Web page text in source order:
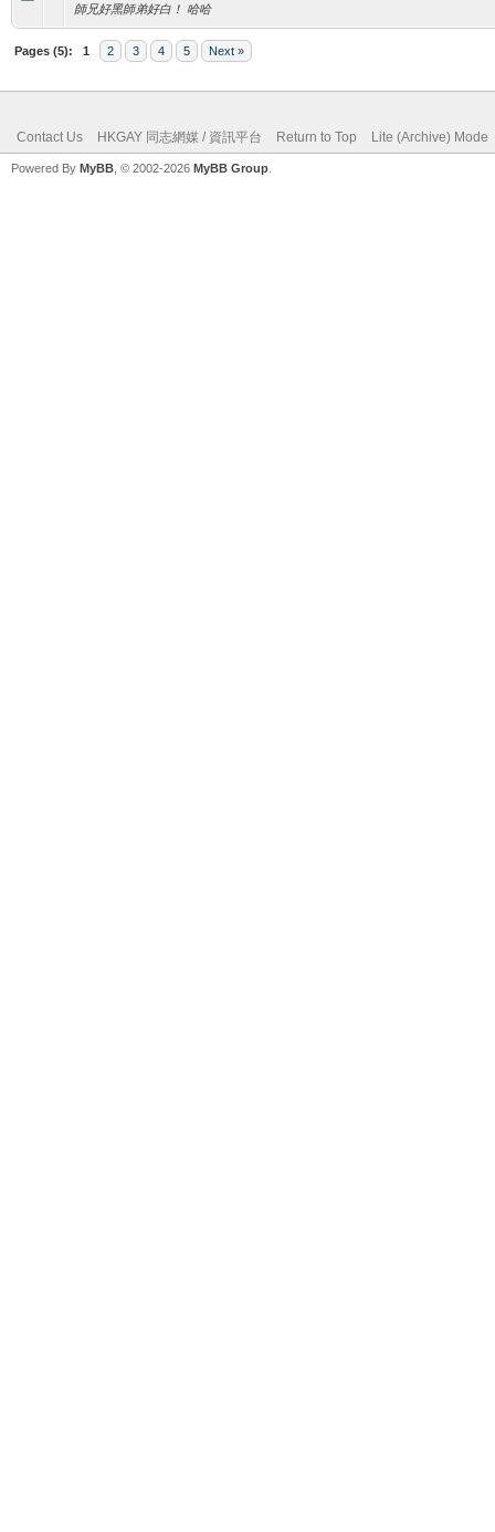
師兄好黑師弟好白！ 哈哈
Pages (5): 1 2 3 4 5 Next »
Contact Us HKGAY 同志網媒 / 資訊平台 Return to Top Lite (Archive) Mode
Powered By MyBB , © 2002-2026 MyBB Group